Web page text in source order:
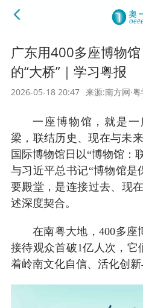
广东用400多座博物
的“大桥”｜学习粤报
2026-05-18 20:47 来源:南方网·粤
一座博物馆，就是
梁，联结历史、现在与未
国际博物馆日以“博物馆：
与习近平总书记“博物馆是
要殿堂，是连接过去、现
述深度契合。
在南粤大地，400多
接待观众首破1亿人次，它
着岭南文化自信、活化创新